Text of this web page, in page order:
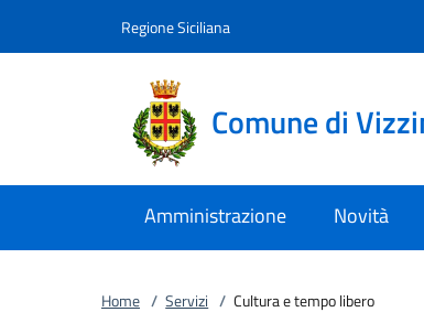
Regione Siciliana
Comune di
Amministrazione Novità
Home / Servizi / Cultura e tempo libero